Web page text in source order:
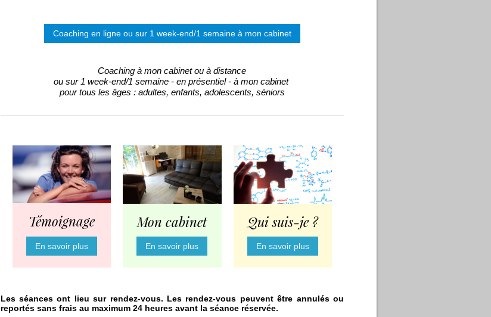
Coaching en ligne ou sur 1 week-end/1 semaine à mon cabinet
Coaching à mon cabinet ou à distance
ou sur 1 week-end/1 semaine - en présentiel - à mon cabinet
pour tous les âges : adultes, enfants, adolescents, séniors
Témoignage
En savoir plus
Mon cabinet
En savoir plus
Qui suis-je ?
En savoir plus
Les séances ont lieu sur rendez-vous. Les rendez-vous peuvent être annulés ou
reportés sans frais au maximum 24 heures avant la séance réservée.